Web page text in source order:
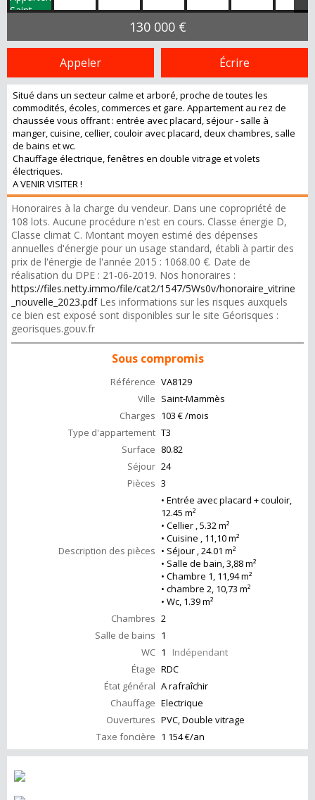
130 000 €
Appeler Écrire
Situé dans un secteur calme et arboré, proche de toutes les
commodités, écoles, commerces et gare. Appartement au rez de
chaussée vous offrant : entrée avec placard, séjour - salle à
manger, cuisine, cellier, couloir avec placard, deux chambres, salle
de bains et wc.
Chauffage électrique, fenêtres en double vitrage et volets
électriques.
A VENIR VISITER !
Honoraires à la charge du vendeur. Dans une copropriété de
108 lots. Aucune procédure n'est en cours. Classe énergie D,
Classe climat C. Montant moyen estimé des dépenses
annuelles d'énergie pour un usage standard, établi à partir des
prix de l'énergie de l'année 2015 : 1068.00 €. Date de
réalisation du DPE : 21-06-2019. Nos honoraires :
https://files.netty.immo/file/cat2/1547/5Ws0v/honoraire_vitrine
_nouvelle_2023.pdfLes informations sur les risques auxquels
ce bien est exposé sont disponibles sur le site Géorisques :
georisques.gouv.fr
Sous compromis
Référence VA8129
Ville Saint-Mammès
Charges 103 € /mois
Type d'appartement T3
Surface 80.82
Séjour 24
Pièces 3
Description des pièces
• Entrée avec placard + couloir,
12.45 m²
• Cellier , 5.32 m²
• Cuisine , 11,10 m²
• Séjour , 24.01 m²
• Salle de bain, 3,88 m²
• Chambre 1, 11,94 m²
• chambre 2, 10,73 m²
• Wc, 1.39 m²
Chambres 2
Salle de bains 1
WC 1 Indépendant
Étage RDC
État général A rafraîchir
Chauffage Electrique
Ouvertures PVC, Double vitrage
Taxe foncière 1 154 €/an